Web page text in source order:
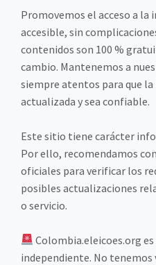
Promovemos el acceso a la
accesible, sin
contenidos son 100 %
cambio. Mantenemos a
siempre atentos para que
actualizada y sea confiable.
Este sitio tiene carácter
Por ello, recomendamos
oficiales para verificar los
posibles actualizaciones
o servicio.
Colombia.eleicoes.org
independiente. No